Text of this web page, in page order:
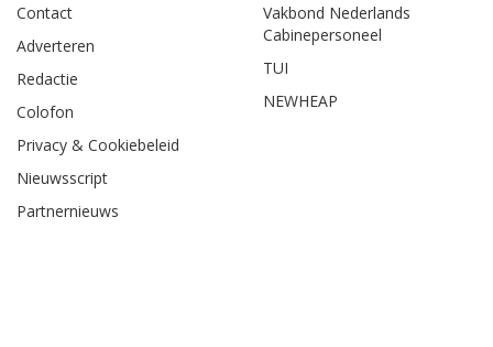
Contact
Adverteren
Redactie
Colofon
Privacy & Cookiebeleid
Nieuwsscript
Partnernieuws
Vakbond Nederlands
Cabinepersoneel
TUI
NEWHEAP